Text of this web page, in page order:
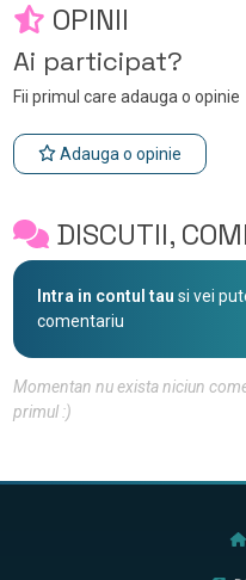
OPINII
Ai participat?
Fii primul care adauga o opinie
Adauga o opinie
DISCUTII,
Intra in contul tau si vei
comentariu
Momentan nu exista niciun
primul :)